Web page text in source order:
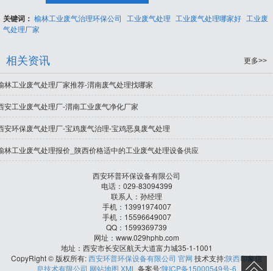
关键词： 榆林工业废气治理环保公司 工业废气处理 工业废气处理哪家好 工业废
气处理厂家
相关资讯 更多>>
林工业废气处理厂家推荐-渭南废气处理找哪家
安工业废气处理厂-渭南工业废气净化厂家
安环保废气处理厂-宝鸡废气治理-宝鸡恶臭废气处理
林工业废气处理报价_陕西价格适中的工业废气处理设备供应
西安环普环保设备有限公司
电话：029-83094399
联系人：孙经理
手机：13991974007
手机：15596649007
QQ：1599369739
网址：www.029hphb.com
地址：西安市长安区航天大道富力城35-1-1001
CopyRight © 版权所有:西安环普环保设备有限公司 官网 技术支持:陕西印象信
息技术有限公司 网站地图 XML 备案号:陕ICP备15000549号-6